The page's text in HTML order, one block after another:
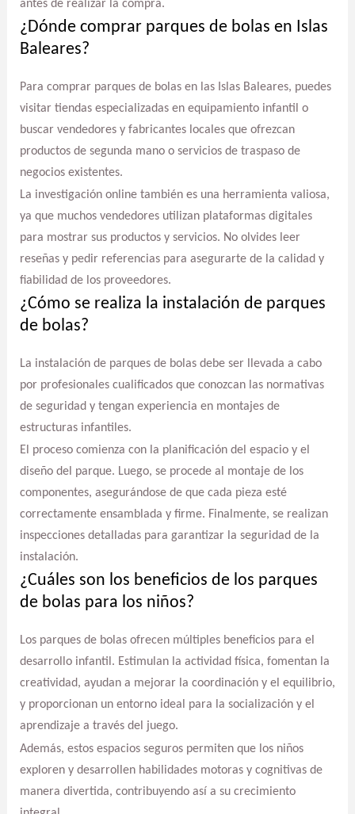
antes de realizar la compra.
¿Dónde comprar parques de bolas en Islas
Baleares?
Para comprar parques de bolas en las Islas Baleares, puedes
visitar tiendas especializadas en equipamiento infantil o
buscar vendedores y fabricantes locales que ofrezcan
productos de segunda mano o servicios de traspaso de
negocios existentes.
La investigación online también es una herramienta valiosa,
ya que muchos vendedores utilizan plataformas digitales
para mostrar sus productos y servicios. No olvides leer
reseñas y pedir referencias para asegurarte de la calidad y
fiabilidad de los proveedores.
¿Cómo se realiza la instalación de parques
de bolas?
La instalación de parques de bolas debe ser llevada a cabo
por profesionales cualificados que conozcan las normativas
de seguridad y tengan experiencia en montajes de
estructuras infantiles.
El proceso comienza con la planificación del espacio y el
diseño del parque. Luego, se procede al montaje de los
componentes, asegurándose de que cada pieza esté
correctamente ensamblada y firme. Finalmente, se realizan
inspecciones detalladas para garantizar la seguridad de la
instalación.
¿Cuáles son los beneficios de los parques
de bolas para los niños?
Los parques de bolas ofrecen múltiples beneficios para el
desarrollo infantil. Estimulan la actividad física, fomentan la
creatividad, ayudan a mejorar la coordinación y el equilibrio,
y proporcionan un entorno ideal para la socialización y el
aprendizaje a través del juego.
Además, estos espacios seguros permiten que los niños
exploren y desarrollen habilidades motoras y cognitivas de
manera divertida, contribuyendo así a su crecimiento